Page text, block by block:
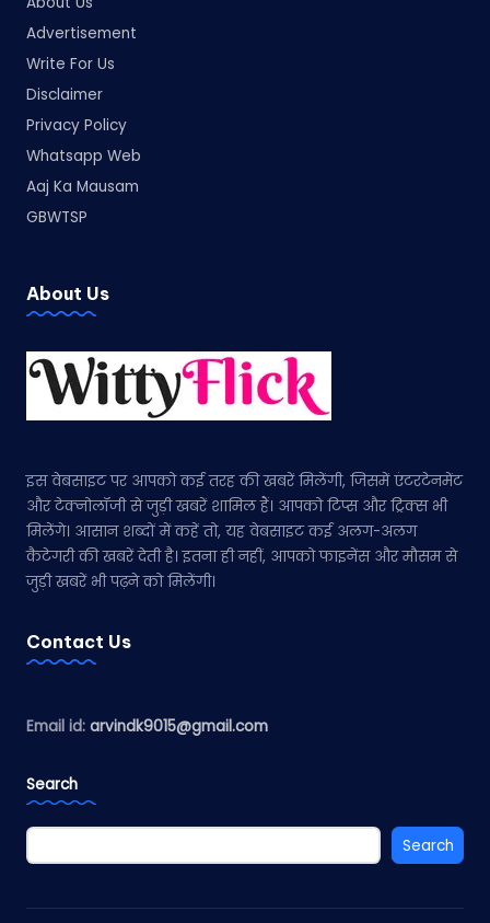
Advertisement
Write For Us
Disclaimer
Privacy Policy
Whatsapp Web
Aaj Ka Mausam
GBWTSP
About Us
इस वेबसाइट पर आपको कई तरह की खबरें मिलेंगी, जिसमें एंटरटेनमेंट
और टेक्नोलॉजी से जुड़ी खबरें शामिल हैं। आपको टिप्स और ट्रिक्स भी
मिलेंगे। आसान शब्दों में कहें तो, यह वेबसाइट कई अलग-अलग
कैटेगरी की खबरें देती है। इतना ही नहीं, आपको फाइनेंस और मौसम से
जुड़ी खबरें भी पढ़ने को मिलेंगी।
Contact Us
Email id: arvindk9015@gmail.com
Search
Search